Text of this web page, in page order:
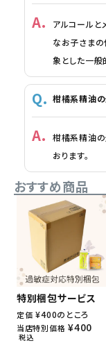
アルコールと
なお子さま
象とした一般
柑橘系精油の
柑橘系精油
おります。
おすすめ商品
特別梱包サービス
定価 ¥400のところ
当店特別価格 ¥400
税込